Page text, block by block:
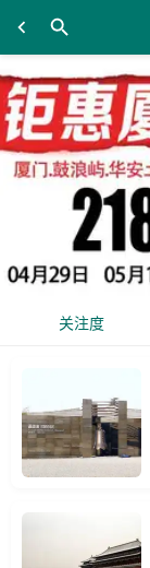
关注度